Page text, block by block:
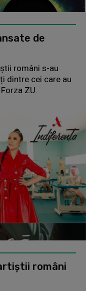
de
români s-au
dintre cei care au
ZU.
români